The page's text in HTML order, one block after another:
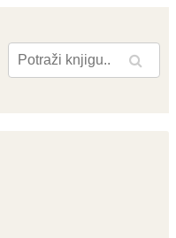
Pretraga